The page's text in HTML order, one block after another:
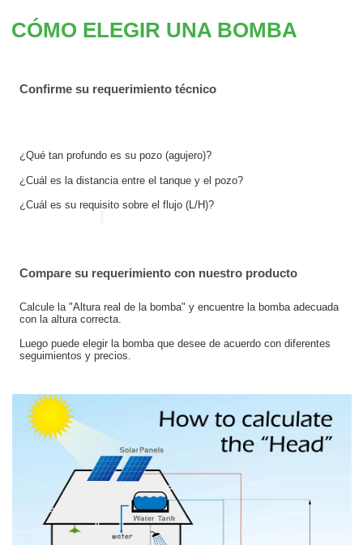
CÓMO ELEGIR UNA BOMBA
Confirme su requerimiento técnico
¿Qué tan profundo es su pozo (agujero)?
¿Cuál es la distancia entre el tanque y el pozo?
¿Cuál es su requisito sobre el flujo (L/H)?
Compare su requerimiento con nuestro producto
Calcule la "Altura real de la bomba" y encuentre la bomba adecuada
con la altura correcta.
Luego puede elegir la bomba que desee de acuerdo con diferentes
seguimientos y precios.